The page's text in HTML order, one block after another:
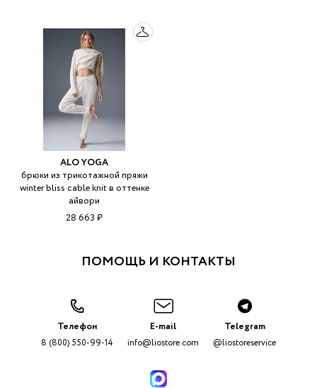
ALO YOGA
брюки из трикотажной пряжи
winter bliss cable knit в оттенке
айвори
28 663 ₽
ПОМОЩЬ И КОНТАКТЫ
Телефон
8 (800) 550-99-14
E-mail
info@liostore.com
Telegram
@liostoreservice